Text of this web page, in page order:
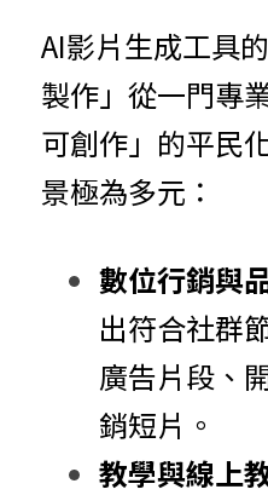
AI影片生成工具
製作」從一門專
可創作」的平民
景極為多元：
數位行銷與
出符合社群
廣告片段、
銷短片。
教學與線上